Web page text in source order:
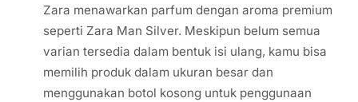
Zara menawarkan parfum dengan aroma premium
seperti Zara Man Silver. Meskipun belum semua
varian tersedia dalam bentuk isi ulang, kamu bisa
memilih produk dalam ukuran besar dan
menggunakan botol kosong untuk penggunaan